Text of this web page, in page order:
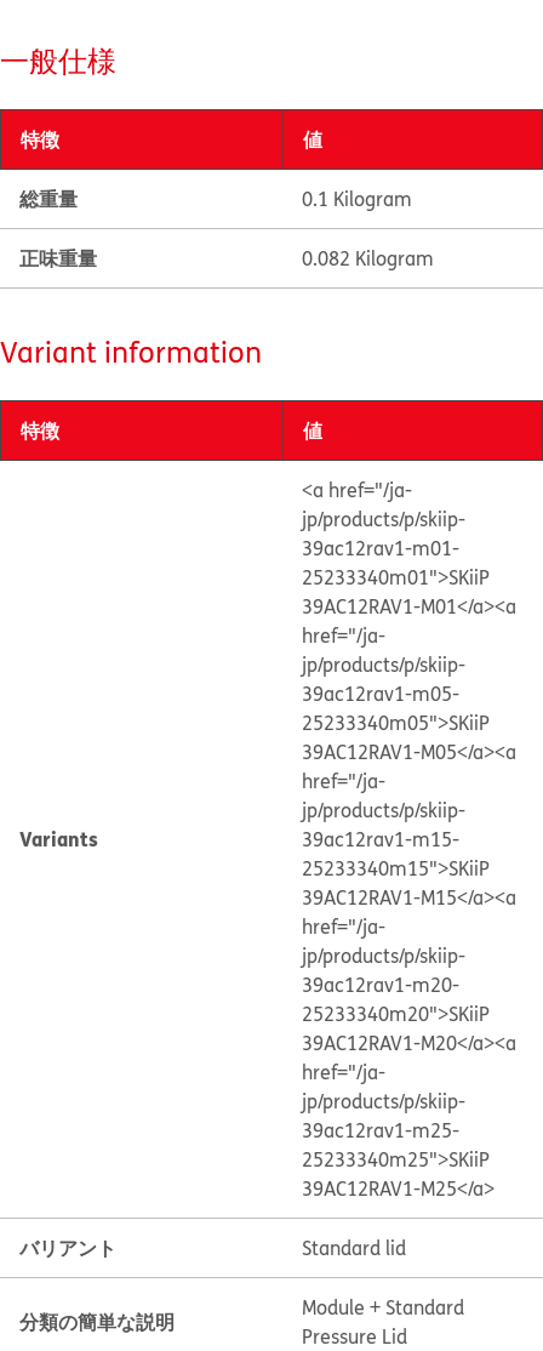
一般仕様
特徴 値
総重量 0.1 Kilogram
正味重量 0.082 Kilogram
Variant information
特徴 値
Variants
<a href="/ja-
jp/products/p/skiip-
39ac12rav1-m01-
25233340m01">SKiiP
39AC12RAV1-M01</a><a
href="/ja-
jp/products/p/skiip-
39ac12rav1-m05-
25233340m05">SKiiP
39AC12RAV1-M05</a><a
href="/ja-
jp/products/p/skiip-
39ac12rav1-m15-
25233340m15">SKiiP
39AC12RAV1-M15</a><a
href="/ja-
jp/products/p/skiip-
39ac12rav1-m20-
25233340m20">SKiiP
39AC12RAV1-M20</a><a
href="/ja-
jp/products/p/skiip-
39ac12rav1-m25-
25233340m25">SKiiP
39AC12RAV1-M25</a>
バリアント Standard lid
分類の簡単な説明
Module + Standard
Pressure Lid